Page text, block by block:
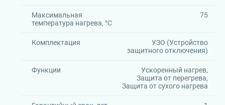
Максимальная
температура нагрева, °C
75
Комплектация
УЗО (Устройство
защитного отключения)
Функции
Ускоренный нагрев,
Защита от перегрева,
Защита от сухого нагрева